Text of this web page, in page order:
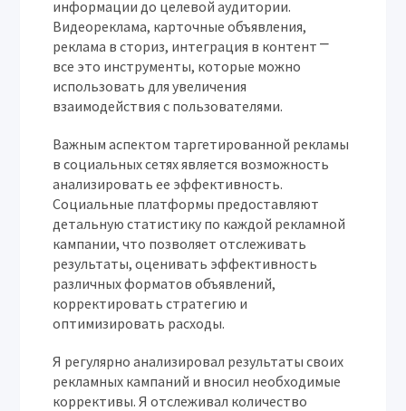
информации до целевой аудитории.
Видеореклама, карточные объявления,
реклама в сториз, интеграция в контент ⎻
все это инструменты, которые можно
использовать для увеличения
взаимодействия с пользователями.
Важным аспектом таргетированной рекламы
в социальных сетях является возможность
анализировать ее эффективность.
Социальные платформы предоставляют
детальную статистику по каждой рекламной
кампании, что позволяет отслеживать
результаты, оценивать эффективность
различных форматов объявлений,
корректировать стратегию и
оптимизировать расходы.
Я регулярно анализировал результаты своих
рекламных кампаний и вносил необходимые
коррективы. Я отслеживал количество